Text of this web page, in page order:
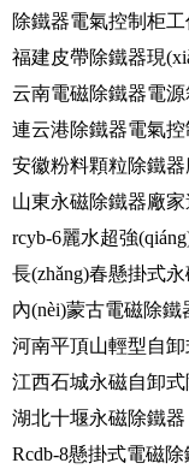
除鐵器電氣控制柜
福建皮帶除鐵器現
云南電磁除鐵器電源
連云港除鐵器電氣
安徽粉料顆粒除鐵器
山東永磁除鐵器廠
rcyb-6麗水超強
長(zhǎng)春懸掛式
內(nèi)蒙古電磁除
河南平頂山輕型自
江西石城永磁自卸
湖北十堰永磁除鐵器
Rcdb-8懸掛式電磁除